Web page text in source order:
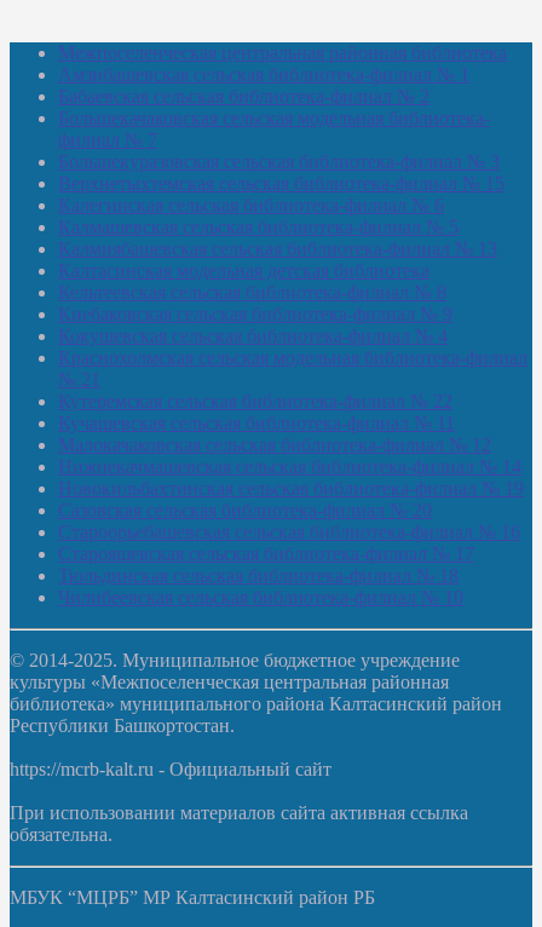
Межпоселенческая центральная районная библиотека
Амзибашевская сельская библиотека-филиал № 1
Бабаевская сельская библиотека-филиал № 2
Большекачаковская сельская модельная библиотека-
филиал № 7
Большекуразовская сельская библиотека-филиал № 3
Верхнетыхтемская сельская библиотека-филиал № 15
Калегинская сельская библиотека-филиал № 6
Калмашевская сельская библиотека-филиал № 5
Калмиябашевская сельская библиотека-филиал № 13
Калтасинская модельная детская библиотека
Кельтеевская сельская библиотека-филиал № 8
Киебаковская сельская библиотека-филиал № 9
Кокушевская сельская библиотека-филиал № 4
Краснохолмская сельская модельная библиотека-филиал
№ 21
Кутеремская сельская библиотека-филиал № 22
Кучашевская сельская библиотека-филиал № 11
Малокачаковская сельская библиотека-филиал № 12
Нижнекачмашевская сельская библиотека-филиал № 14
Новокильбахтинская сельская библиотека-филиал № 19
Сазовская сельская библиотека-филиал № 20
Староорьебашевская сельская библиотека-филиал № 16
Старояшевская сельская библиотека-филиал № 17
Тюльдинская сельская библиотека-филиал № 18
Чилибеевская сельская библиотека-филиал № 10
© 2014-2025. Муниципальное бюджетное учреждение
культуры «Межпоселенческая центральная районная
библиотека» муниципального района Калтасинский район
Республики Башкортостан.
https://mcrb-kalt.ru - Официальный сайт
При использовании материалов сайта активная ссылка
обязательна.
МБУК “МЦРБ” МР Калтасинский район РБ